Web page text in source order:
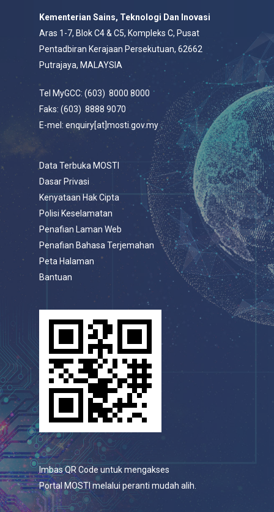
Kementerian Sains, Teknologi Dan Inovasi
Aras 1-7, Blok C4 & C5, Kompleks C, Pusat
Pentadbiran Kerajaan Persekutuan, 62662
Putrajaya, MALAYSIA
Tel MyGCC: (603) 8000 8000
Faks: (603) 8888 9070
E-mel: enquiry[at]mosti.gov.my
Data Terbuka MOSTI
Dasar Privasi
Kenyataan Hak Cipta
Polisi Keselamatan
Penafian Laman Web
Penafian Bahasa Terjemahan
Peta Halaman
Bantuan
Imbas QR Code untuk mengakses
Portal MOSTI melalui peranti mudah alih.